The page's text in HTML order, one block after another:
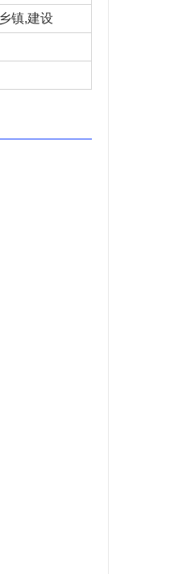
镇,建设